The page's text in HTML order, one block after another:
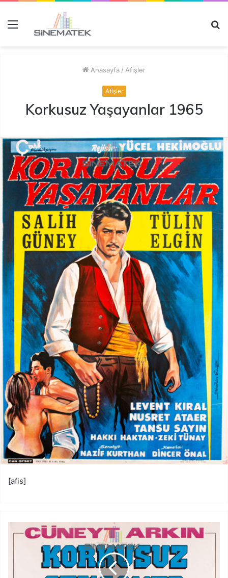
Anasayfa / Afişler
Afişler
Korkusuz Yaşayanlar 1965
[afis]